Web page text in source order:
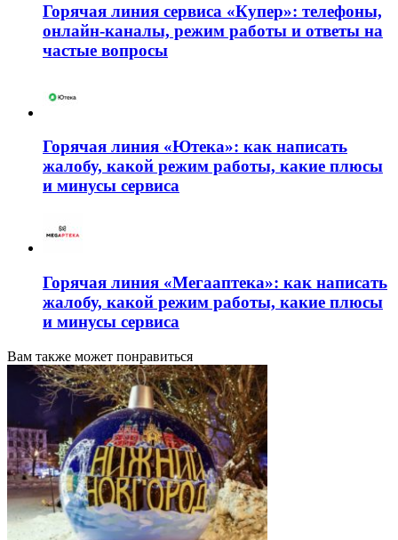
Горячая линия сервиса «Купер»: телефоны,
онлайн-каналы, режим работы и ответы на
частые вопросы
Горячая линия «Ютека»: как написать
жалобу, какой режим работы, какие плюсы
и минусы сервиса
Горячая линия «Мегааптека»: как написать
жалобу, какой режим работы, какие плюсы
и минусы сервиса
Вам также может понравиться